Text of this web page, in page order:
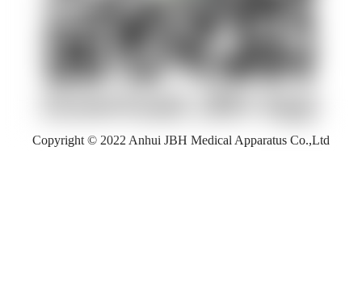
Copyright © 2022 Anhui JBH Medical Apparatus Co.,Ltd